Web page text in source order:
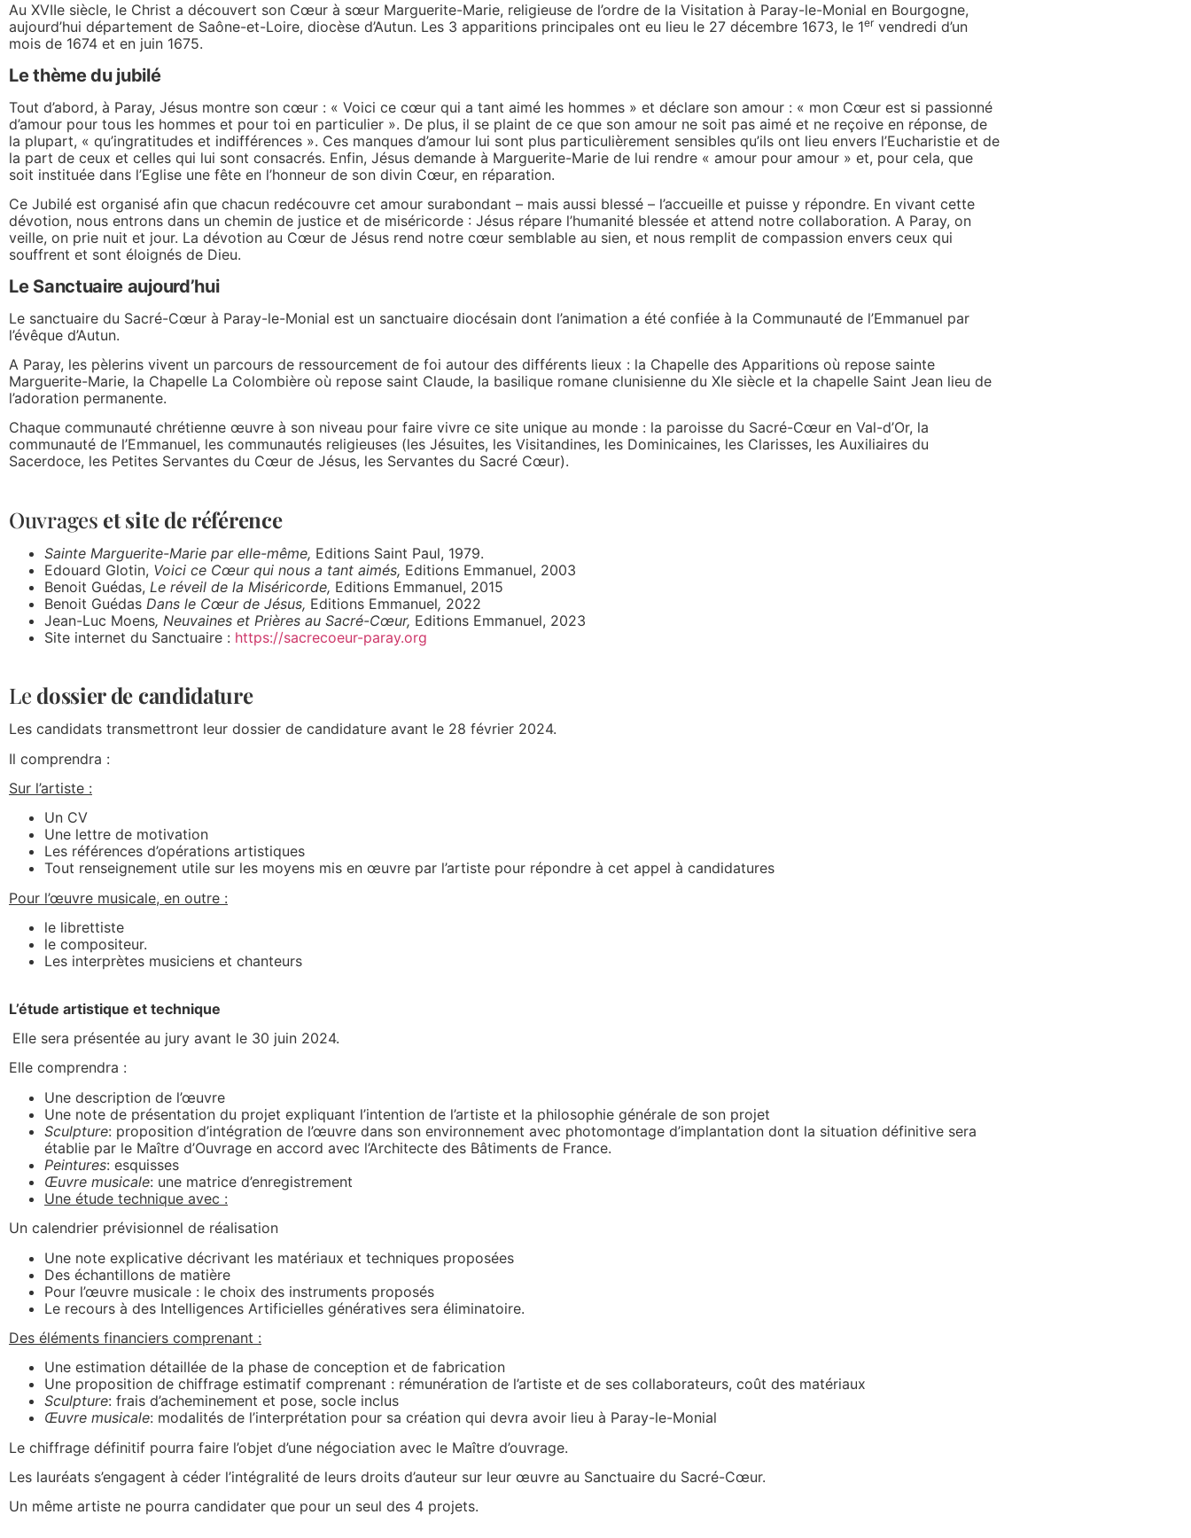
Au XVIIe siècle, le Christ a découvert son Cœur à sœur Marguerite-Marie, religieuse de l’ordre de la Visitation à Paray-le-Monial en Bourgogne,
aujourd’hui département de Saône-et-Loire, diocèse d’Autun. Les 3 apparitions principales ont eu lieu le 27 décembre 1673, le 1ervendredi d’un
mois de 1674 et en juin 1675.
Le thème du jubilé
Tout d’abord, à Paray, Jésus montre son cœur : « Voici ce cœur qui a tant aimé les hommes » et déclare son amour : « mon Cœur est si passionné
d’amour pour tous les hommes et pour toi en particulier ». De plus, il se plaint de ce que son amour ne soit pas aimé et ne reçoive en réponse, de
la plupart, « qu’ingratitudes et indifférences ». Ces manques d’amour lui sont plus particulièrement sensibles qu’ils ont lieu envers l’Eucharistie et de
la part de ceux et celles qui lui sont consacrés. Enfin, Jésus demande à Marguerite-Marie de lui rendre « amour pour amour » et, pour cela, que
soit instituée dans l’Eglise une fête en l’honneur de son divin Cœur, en réparation.
Ce Jubilé est organisé afin que chacun redécouvre cet amour surabondant – mais aussi blessé – l’accueille et puisse y répondre. En vivant cette
dévotion, nous entrons dans un chemin de justice et de miséricorde : Jésus répare l’humanité blessée et attend notre collaboration. A Paray, on
veille, on prie nuit et jour. La dévotion au Cœur de Jésus rend notre cœur semblable au sien, et nous remplit de compassion envers ceux qui
souffrent et sont éloignés de Dieu.
Le Sanctuaire aujourd’hui
Le sanctuaire du Sacré-Cœur à Paray-le-Monial est un sanctuaire diocésain dont l’animation a été confiée à la Communauté de l’Emmanuel par
l’évêque d’Autun.
A Paray, les pèlerins vivent un parcours de ressourcement de foi autour des différents lieux : la Chapelle des Apparitions où repose sainte
Marguerite-Marie, la Chapelle La Colombière où repose saint Claude, la basilique romane clunisienne du XIe siècle et la chapelle Saint Jean lieu de
l’adoration permanente.
Chaque communauté chrétienne œuvre à son niveau pour faire vivre ce site unique au monde : la paroisse du Sacré-Cœur en Val-d’Or, la
communauté de l’Emmanuel, les communautés religieuses (les Jésuites, les Visitandines, les Dominicaines, les Clarisses, les Auxiliaires du
Sacerdoce, les Petites Servantes du Cœur de Jésus, les Servantes du Sacré Cœur).
Ouvrages et site de référence
Sainte Marguerite-Marie par elle-même, Editions Saint Paul, 1979.
Edouard Glotin, Voici ce Cœur qui nous a tant aimés, Editions Emmanuel, 2003
Benoit Guédas, Le réveil de la Miséricorde, Editions Emmanuel, 2015
Benoit Guédas Dans le Cœur de Jésus, Editions Emmanuel, 2022
Jean-Luc Moens, Neuvaines et Prières au Sacré-Cœur, Editions Emmanuel, 2023
Site internet du Sanctuaire : https://sacrecoeur-paray.org
Le dossier de candidature
Les candidats transmettront leur dossier de candidature avant le 28 février 2024.
Il comprendra :
Sur l’artiste :
Un CV
Une lettre de motivation
Les références d’opérations artistiques
Tout renseignement utile sur les moyens mis en œuvre par l’artiste pour répondre à cet appel à candidatures
Pour l’œuvre musicale, en outre :
le librettiste
le compositeur.
Les interprètes musiciens et chanteurs
L’étude artistique et technique
Elle sera présentée au jury avant le 30 juin 2024.
Elle comprendra :
Une description de l’œuvre
Une note de présentation du projet expliquant l’intention de l’artiste et la philosophie générale de son projet
Sculpture: proposition d’intégration de l’œuvre dans son environnement avec photomontage d’implantation dont la situation définitive sera
établie par le Maître d’Ouvrage en accord avec l’Architecte des Bâtiments de France.
Peintures: esquisses
Œuvre musicale: une matrice d’enregistrement
Une étude technique avec :
Un calendrier prévisionnel de réalisation
Une note explicative décrivant les matériaux et techniques proposées
Des échantillons de matière
Pour l’œuvre musicale : le choix des instruments proposés
Le recours à des Intelligences Artificielles génératives sera éliminatoire.
Des éléments financiers comprenant :
Une estimation détaillée de la phase de conception et de fabrication
Une proposition de chiffrage estimatif comprenant : rémunération de l’artiste et de ses collaborateurs, coût des matériaux
Sculpture: frais d’acheminement et pose, socle inclus
Œuvre musicale: modalités de l’interprétation pour sa création qui devra avoir lieu à Paray-le-Monial
Le chiffrage définitif pourra faire l’objet d’une négociation avec le Maître d’ouvrage.
Les lauréats s’engagent à céder l’intégralité de leurs droits d’auteur sur leur œuvre au Sanctuaire du Sacré-Cœur.
Un même artiste ne pourra candidater que pour un seul des 4 projets.